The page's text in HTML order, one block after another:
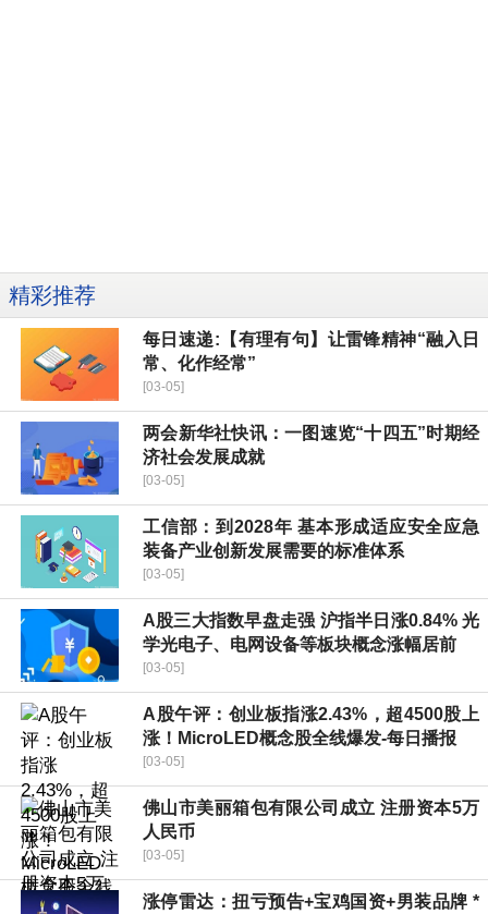
精彩推荐
每日速递:【有理有句】让雷锋精神“融入日
常、化作经常”
[03-05]
两会新华社快讯：一图速览“十四五”时期经
济社会发展成就
[03-05]
工信部：到2028年 基本形成适应安全应急
装备产业创新发展需要的标准体系
[03-05]
A股三大指数早盘走强 沪指半日涨0.84% 光
学光电子、电网设备等板块概念涨幅居前
[03-05]
A股午评：创业板指涨2.43%，超4500股上
涨！MicroLED概念股全线爆发-每日播报
[03-05]
佛山市美丽箱包有限公司成立 注册资本5万
人民币
[03-05]
涨停雷达：扭亏预告+宝鸡国资+男装品牌 *